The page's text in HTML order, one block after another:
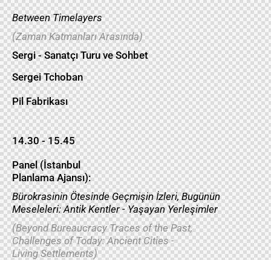
Between Timelayers
(Zaman Katmanları Arasında)
Sergi - Sanatçı Turu ve Sohbet
Sergei Tchoban
Pil Fabrikası
14.30 - 15.45
Panel (İstanbul
Planlama Ajansı):
Bürokrasinin Ötesinde Geçmişin İzleri, Bugünün
Meseleleri: Antik Kentler - Yaşayan Yerleşimler
(Beyond Bureaucracy Traces of the Past,
Challenges of Today: Ancient Cities -
Living Settlements)